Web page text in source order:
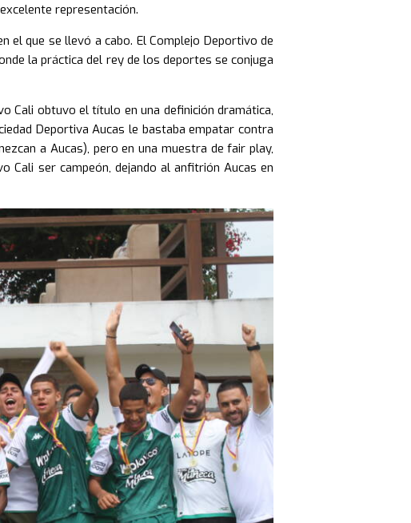
representación.
que se llevó a cabo. El Complejo Deportivo de
la práctica del rey de los deportes se conjuga
Cali obtuvo el título en una definición dramática,
Deportiva Aucas le bastaba empatar contra
a Aucas), pero en una muestra de fair play,
Cali ser campeón, dejando al anfitrión Aucas en